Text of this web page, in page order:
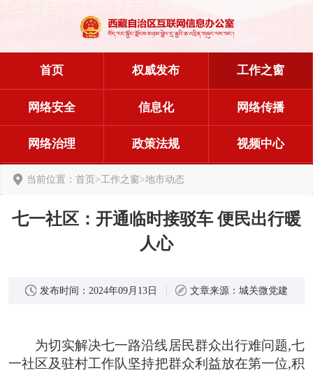
首页 权威发布 工作之窗
网络安全 信息化 网络传播
网络治理 政策法规 视频中心
当前位置： 首页>工作之窗>地市动态
七一社区：开通临时接驳车 便民出行暖
人心
发布时间： 2024年09月13日 文章来源： 城关微党建
为切实解决七一路沿线居民群众出行难问题,七
一社区及驻村工作队坚持把群众利益放在第一位,积